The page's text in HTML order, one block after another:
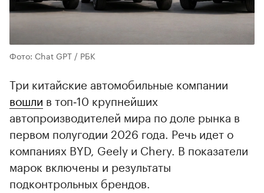
Фото: Chat GPT / РБК
Три китайские автомобильные компании
вошли в топ‑10 крупнейших
автопроизводителей мира по доле рынка в
первом полугодии 2026 года. Речь идет о
компаниях BYD, Geely и Chery. В показатели
марок включены и результаты
подконтрольных брендов.